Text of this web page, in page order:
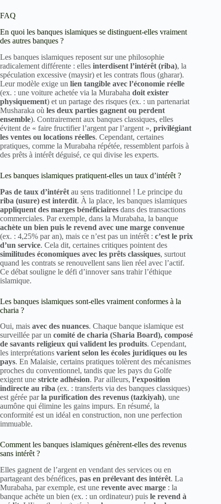
FAQ
En quoi les banques islamiques se distinguent-elles vraiment
des autres banques ?
Les banques islamiques reposent sur une philosophie
radicalement différente : elles interdisent l’intérêt (riba), la
spéculation excessive (maysir) et les contrats flous (gharar).
Leur modèle exige un lien tangible avec l’économie réelle
(ex. : une voiture achetée via la Murabaha doit exister
physiquement) et un partage des risques (ex. : un partenariat
Musharaka où les deux parties gagnent ou perdent
ensemble). Contrairement aux banques classiques, elles
évitent de « faire fructifier l’argent par l’argent », privilégiant
les ventes ou locations réelles. Cependant, certaines
pratiques, comme la Murabaha répétée, ressemblent parfois à
des prêts à intérêt déguisé, ce qui divise les experts.
Les banques islamiques pratiquent-elles un taux d’intérêt ?
Pas de taux d’intérêt au sens traditionnel ! Le principe du
riba (usure) est interdit. À la place, les banques islamiques
appliquent des marges bénéficiaires dans des transactions
commerciales. Par exemple, dans la Murabaha, la banque
achète un bien puis le revend avec une marge convenue
(ex. : 4,25% par an), mais ce n’est pas un intérêt : c’est le prix
d’un service. Cela dit, certaines critiques pointent des
similitudes économiques avec les prêts classiques, surtout
quand les contrats se renouvellent sans lien réel avec l’actif.
Ce débat souligne le défi d’innover sans trahir l’éthique
islamique.
Les banques islamiques sont-elles vraiment conformes à la
charia ?
Oui, mais avec des nuances. Chaque banque islamique est
surveillée par un comité de charia (Sharia Board), composé
de savants religieux qui valident les produits. Cependant,
les interprétations varient selon les écoles juridiques ou les
pays. En Malaisie, certains pratiques tolèrent des mécanismes
proches du conventionnel, tandis que les pays du Golfe
exigent une stricte adhésion. Par ailleurs, l’exposition
indirecte au riba (ex. : transferts via des banques classiques)
est gérée parla purification des revenus (tazkiyah), une
aumône qui élimine les gains impurs. En résumé, la
conformité est un idéal en construction, non une perfection
immuable.
Comment les banques islamiques génèrent-elles des revenus
sans intérêt ?
Elles gagnent de l’argent en vendant des services ou en
partageant des bénéfices, pas en prélevant des intérêt. La
Murabaha, par exemple, est une revente avec marge : la
banque achète un bien (ex. : un ordinateur) puis le revend à